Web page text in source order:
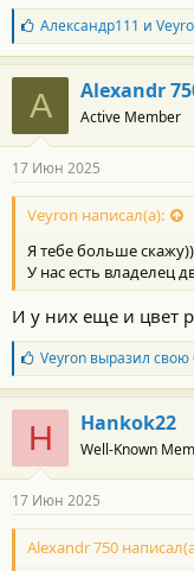
Б
л
а
г
о
а
н
о
с
и
:
Александр111 и
A Alexandr
Active Member
17 Июн 2025
Veyron написал(а):
Я тебе больше
У нас есть владелец
И у них еще и цвет
Б
л
а
г
о
а
н
о
с
Veyronвыразил свою
H Hankok22
Well-Known
17 Июн 2025
Alexandr 750